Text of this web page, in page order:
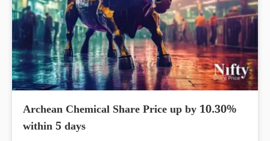
Archean Chemical Share Price up by 10.30%
within 5 days